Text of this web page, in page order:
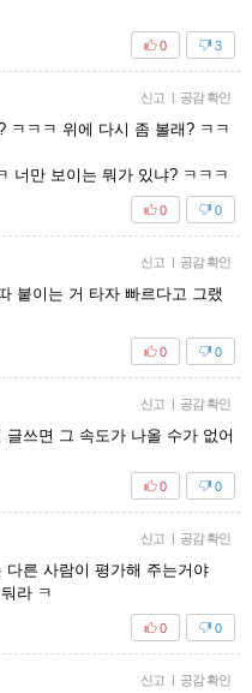
3
0
신고 | 공감 확인
ㅋㅋㅋ 위에 다시 좀 볼래? ㅋㅋ
너만 보이는 뭐가 있냐? ㅋㅋㅋ
0
0
신고 | 공감 확인
붙이는 거 타자 빠르다고 그랬
0
0
신고 | 공감 확인
쓰면 그 속도가 나올 수가 없어
0
0
신고 | 공감 확인
다른 사람이 평가해 주는거야
라 ㅋ
0
0
신고 | 공감 확인